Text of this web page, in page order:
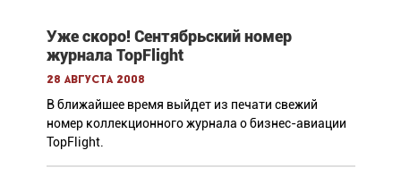
Уже скоро! Сентябрьский номер
журнала TopFlight
28 августа 2008
В ближайшее время выйдет из печати свежий
номер коллекционного журнала о бизнес-авиации
TopFlight.